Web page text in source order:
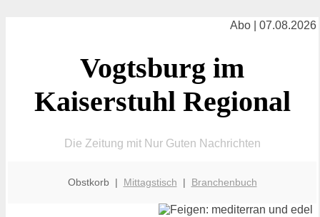
Abo | 07.08.2026
Vogtsburg im
Kaiserstuhl Regional
Die Zeitung mit Nur Guten Nachrichten
Obstkorb | Mittagstisch | Branchenbuch